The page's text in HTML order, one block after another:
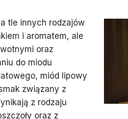
tle innych rodzajów
i aromatem, ale
oraz
do miodu
miód lipowy
związany z
z rodzaju
oraz z